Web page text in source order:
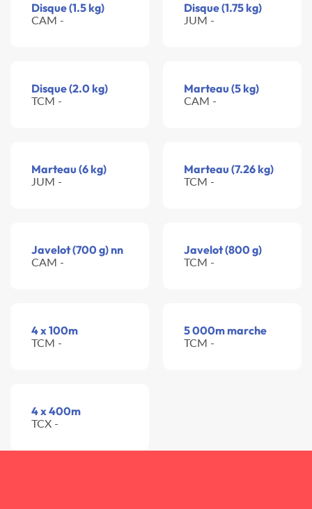
Disque (1.5 kg)
CAM -
Disque (1.75 kg)
JUM -
Disque (2.0 kg)
TCM -
Marteau (5 kg)
CAM -
Marteau (6 kg)
JUM -
Marteau (7.26 kg)
TCM -
Javelot (700 g) nn
CAM -
Javelot (800 g)
TCM -
4 x 100m
TCM -
5 000m marche
TCM -
4 x 400m
TCX -